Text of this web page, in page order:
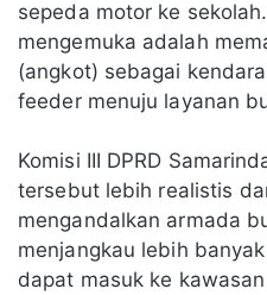
sepeda motor ke
mengemuka adalah
(angkot) sebagai
feeder menuju layanan
Komisi III DPRD
tersebut lebih realistis
mengandalkan armada
menjangkau lebih
dapat masuk ke